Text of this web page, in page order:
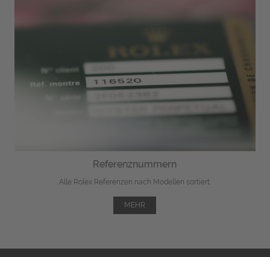
Referenznummern
Alle Rolex Referenzen nach Modellen sortiert.
MEHR